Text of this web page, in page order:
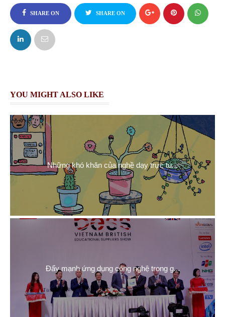
SHARE ON
FACEBOOK
SHARE ON
YOU MIGHT ALSO LIKE
Những khó khăn của nghề dạy trực tu...
Đẩy mạnh ứng dụng công nghệ trong g...